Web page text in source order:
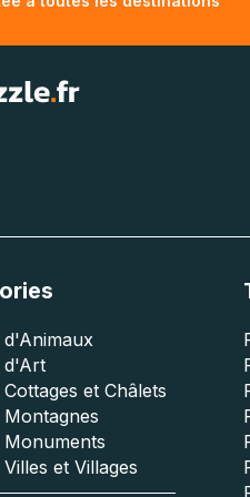
d'Animaux
d'Art
et Châlets
Monuments
et Villages